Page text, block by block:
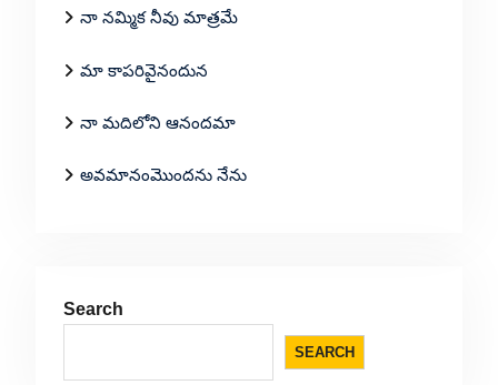
నా నమ్మిక నీవు మాత్రమే
మా కాపరివైనందున
నా మదిలోని ఆనందమా
అవమానంమొందను నేను
Search
SEARCH